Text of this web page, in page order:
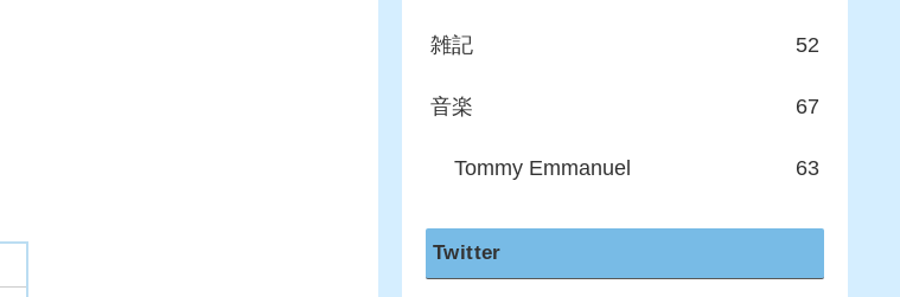
雑記 52
音楽 67
Tommy Emmanuel 63
Twitter